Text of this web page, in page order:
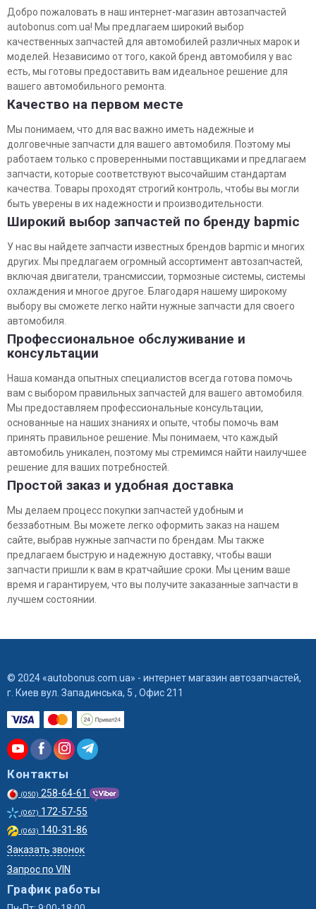
Добро пожаловать в наш интернет-магазин автозапчастей
autobonus.com.ua! Мы предлагаем широкий выбор
качественных запчастей для автомобилей различных марок и
моделей. Независимо от того, какой бренд автомобиля у вас
есть, мы готовы предоставить вам идеальное решение для
вашего автомобильного ремонта.
Качество на первом месте
Мы понимаем, что для вас важно иметь надежные и
долговечные запчасти для вашего автомобиля. Поэтому мы
работаем только с проверенными поставщиками и предлагаем
запчасти, которые соответствуют высочайшим стандартам
качества. Товары проходят строгий контроль, чтобы вы могли
быть уверены в их надежности и производительности.
Широкий выбор запчастей по бренду bapmic
У нас вы найдете запчасти известных брендов bapmic и многих
других. Мы предлагаем огромный ассортимент автозапчастей,
включая двигатели, трансмиссии, тормозные системы, системы
охлаждения и многое другое. Благодаря нашему широкому
выбору вы сможете легко найти нужные запчасти для своего
автомобиля.
Профессиональное обслуживание и
консультации
Наша команда опытных специалистов всегда готова помочь
вам с выбором правильных запчастей для вашего автомобиля.
Мы предоставляем профессиональные консультации,
основанные на наших знаниях и опыте, чтобы помочь вам
принять правильное решение. Мы понимаем, что каждый
автомобиль уникален, поэтому мы стремимся найти наилучшее
решение для ваших потребностей.
Простой заказ и удобная доставка
Мы делаем процесс покупки запчастей удобным и
беззаботным. Вы можете легко оформить заказ на нашем
сайте, выбрав нужные запчасти по брендам. Мы также
предлагаем быструю и надежную доставку, чтобы ваши
запчасти пришли к вам в кратчайшие сроки. Мы ценим ваше
время и гарантируем, что вы получите заказанные запчасти в
лучшем состоянии.
© 2024 «autobonus.com.ua» - интернет магазин автозапчастей,
г. Киев вул. Западинська, 5 , Офис 211
Контакты
(050) 258-64-61
(067) 172-57-55
(063) 140-31-86
Заказать звонок
Запрос по VIN
График работы